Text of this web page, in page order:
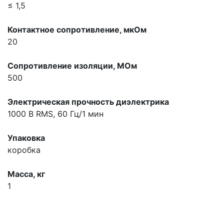
≤ 1,5
Контактное сопротивление, мкOм
20
Сопротивление изоляции, МОм
500
Электрическая прочность диэлектрика
1000 В RMS, 60 Гц/1 мин
Упаковка
коробка
Масса, кг
1